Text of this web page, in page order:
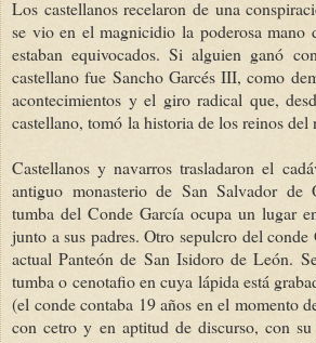
Los castellanos recelaron de una
se vio en el magnicidio la poderosa mano
estaban equivocados. Si alguien ganó
castellano fue Sancho Garcés III, como
acontecimientos y el giro radical que,
castellano, tomó la historia de los reinos del
Castellanos y navarros trasladaron el
antiguo monasterio de San Salvador
tumba del Conde García ocupa un lugar
junto a sus padres. Otro sepulcro del conde
actual Panteón de San Isidoro de León.
tumba o cenotafio en cuya lápida está
(el conde contaba 19 años en el momento
con cetro y en aptitud de discurso, con